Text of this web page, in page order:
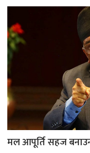
मल आपूर्ति सहज